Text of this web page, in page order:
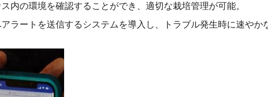
内の環境を確認することができ、適切な栽培管理が可能。
ラートを送信するシステムを導入し、トラブル発生時に速やか